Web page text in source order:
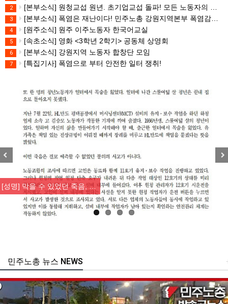
2 [본부소식] 원청교섭 원년. 초기업교섭 돌파! 모든 노동자의 노동기본권 쟁취! 민주노총 7.15 총파업대회
3 [본부소식] 폭염은 재난이다! 민주노총 강원지역본부 폭염감시단 선포 기자회견
4 [원주소식] 원주 이주노동자 한국어교실
5 [속초소식] 영화 <3학년 2학기> 공동체 상영회
6 [본부소식] 강원지역 노동자 합창단 모임
7 [특집기사] 폭염으로 부터 안전한 일터 쟁취!
[성명] 막을 수 있었던 죽음, …
주노총 뉴스 NEWS